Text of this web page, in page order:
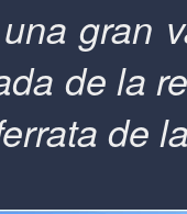
gran
de la
de